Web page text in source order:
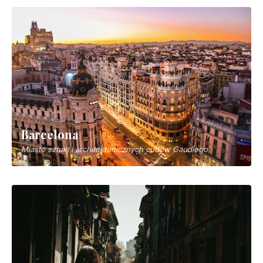
Barcelona
Miasto sztuki i architektonicznych cudów Gaudíego